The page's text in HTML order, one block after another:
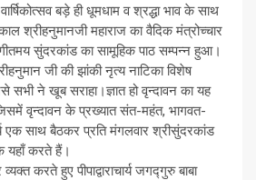
बड़े ही धूमधाम व श्रद्धा भाव के साथ
श्रीहनुमानजी महाराज का वैदिक मंत्रोच्चार
सुंदरकांड का सामूहिक पाठ सम्पन्न हुआ।
जी की झांकी नृत्य नाटिका विशेष
ने खूब सराहा।ज्ञात हो वृन्दावन का यह
वृन्दावन के प्रख्यात संत-महंत, भागवत-
एक साथ बैठकर प्रति मंगलवार श्रीसुंदरकांड
यहाँ करते हैं।
करते हुए पीपाद्वाराचार्य जगद्गुरु बाबा